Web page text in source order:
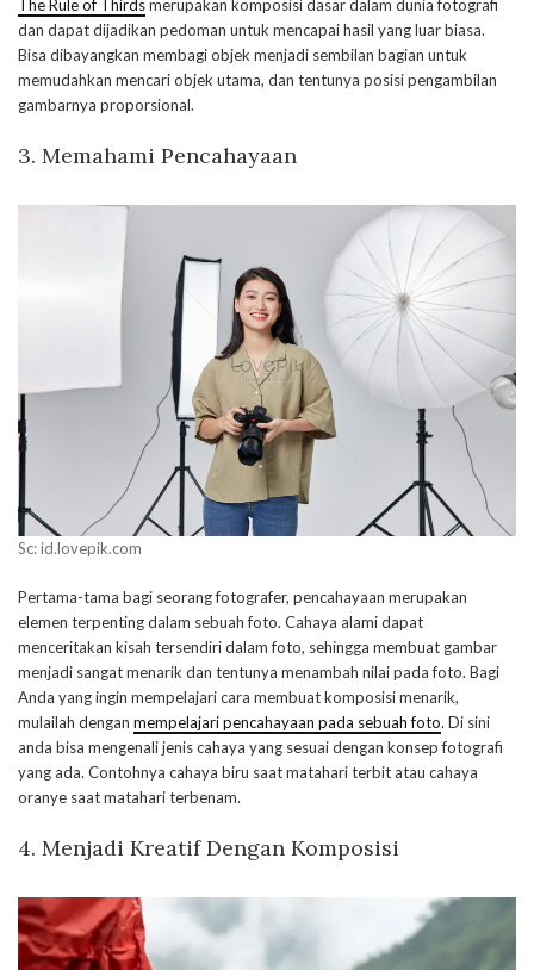
The Rule of Thirdsmerupakan komposisi dasar dalam dunia fotografi
dan dapat dijadikan pedoman untuk mencapai hasil yang luar biasa.
Bisa dibayangkan membagi objek menjadi sembilan bagian untuk
memudahkan mencari objek utama, dan tentunya posisi pengambilan
gambarnya proporsional.
3. Memahami Pencahayaan
Sc: id.lovepik.com
Pertama-tama bagi seorang fotografer, pencahayaan merupakan
elemen terpenting dalam sebuah foto. Cahaya alami dapat
menceritakan kisah tersendiri dalam foto, sehingga membuat gambar
menjadi sangat menarik dan tentunya menambah nilai pada foto. Bagi
Anda yang ingin mempelajari cara membuat komposisi menarik,
mulailah dengan mempelajari pencahayaan pada sebuah foto. Di sini
anda bisa mengenali jenis cahaya yang sesuai dengan konsep fotografi
yang ada. Contohnya cahaya biru saat matahari terbit atau cahaya
oranye saat matahari terbenam.
4. Menjadi Kreatif Dengan Komposisi